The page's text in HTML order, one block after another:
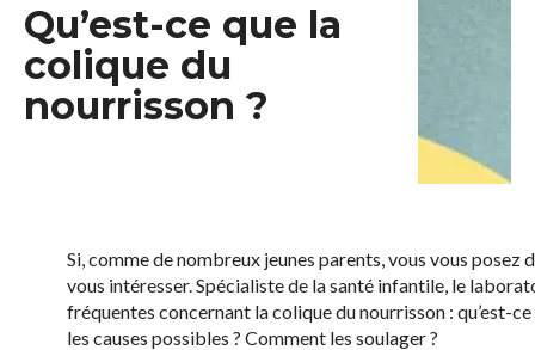
Qu’est-ce que la
colique du
nourrisson ?
Si, comme de nombreux jeunes parents, vous vous
vous intéresser. Spécialiste de la santé infantile, le
fréquentes concernant la colique du nourrisson : qu’est-
les causes possibles ? Comment les soulager ?